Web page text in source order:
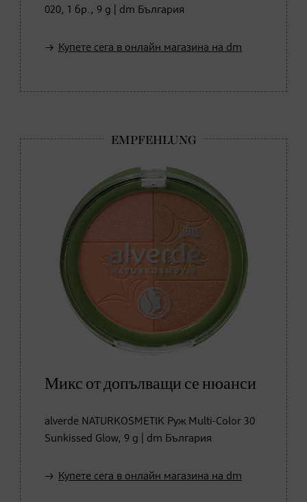
020, 1 бр., 9 g | dm България
Купете сега в онлайн магазина на dm
Микс от допълващи се нюанси
alverde NATURKOSMETIK Руж Multi-Color 30
Sunkissed Glow, 9 g | dm България
Купете сега в онлайн магазина на dm